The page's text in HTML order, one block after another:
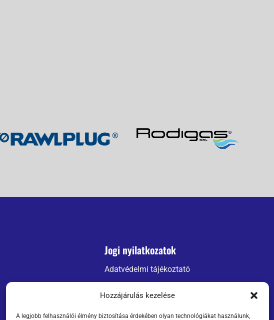
Hozzájárulás kezelése
A legjobb felhasználói élmény biztosítása érdekében olyan technológiákat használunk,
Jogi nyilatkozatok
Adatvédelmi tájékoztató
ÁSZF
Szállítási információk